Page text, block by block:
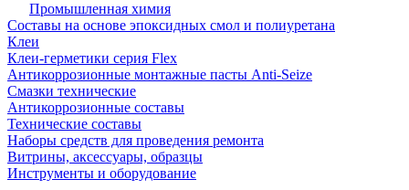
Промышленная химия
Составы на основе эпоксидных смол и полиуретана
Клеи
Клеи-герметики серия Flex
Антикоррозионные монтажные пасты Anti-Seize
Смазки технические
Антикоррозионные составы
Технические составы
Наборы средств для проведения ремонта
Витрины, аксессуары, образцы
Инструменты и оборудование